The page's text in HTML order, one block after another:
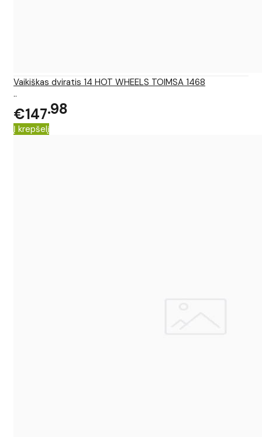
Vaikiškas dviratis 14 HOT WHEELS TOIMSA 1468
..
€147 98
Į krepšelį